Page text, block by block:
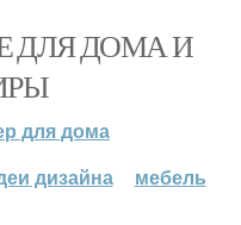
ДЛЯ ДОМА И
для дома
дизайна мебель